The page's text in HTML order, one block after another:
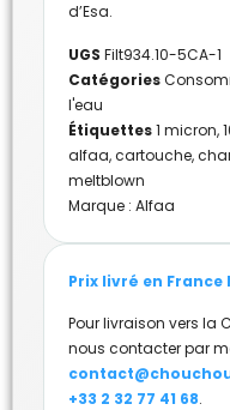
d’Esa.
UGS Filt934.10-5CA-1
Catégories
l'eau
Étiquettes1 micron,
alfaa,cartouche,
meltblown
Marque : Alfaa
Prix livré en
Pour livraison vers la
nous contacter par
+33 2 32 77 41 68.